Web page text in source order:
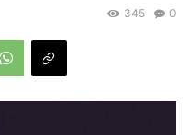
0
345